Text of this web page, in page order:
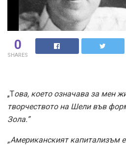
0
SHARES
„Това, което означава за мен
творчеството на Шели във
Зола.”
„Американският капитализъм